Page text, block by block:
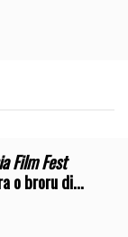
Film Fest
o broru di